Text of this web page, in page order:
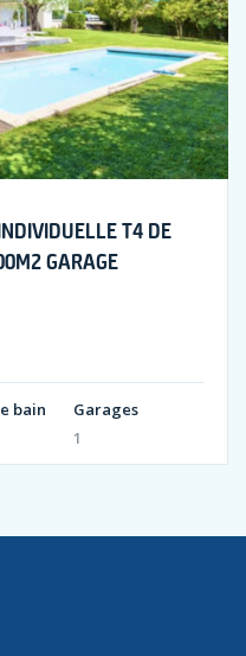
T4 DE
GARAGE
bain
Garages
1